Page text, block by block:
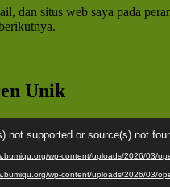
dan situs web saya pada
Unik
not supported or source(s) not
wp-content/uploads/2026/03/
wp-content/uploads/2026/03/